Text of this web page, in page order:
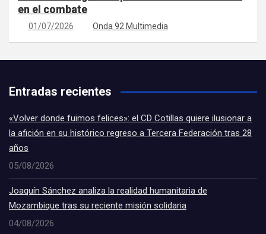
en el combate
01/07/2026 Onda 92 Multimedia
Entradas recientes
«Volver donde fuimos felices»: el CD Cotillas quiere ilusionar a
la afición en su histórico regreso a Tercera Federación tras 28
años
05/08/2026
Joaquín Sánchez analiza la realidad humanitaria de
Mozambique tras su reciente misión solidaria
04/08/2026